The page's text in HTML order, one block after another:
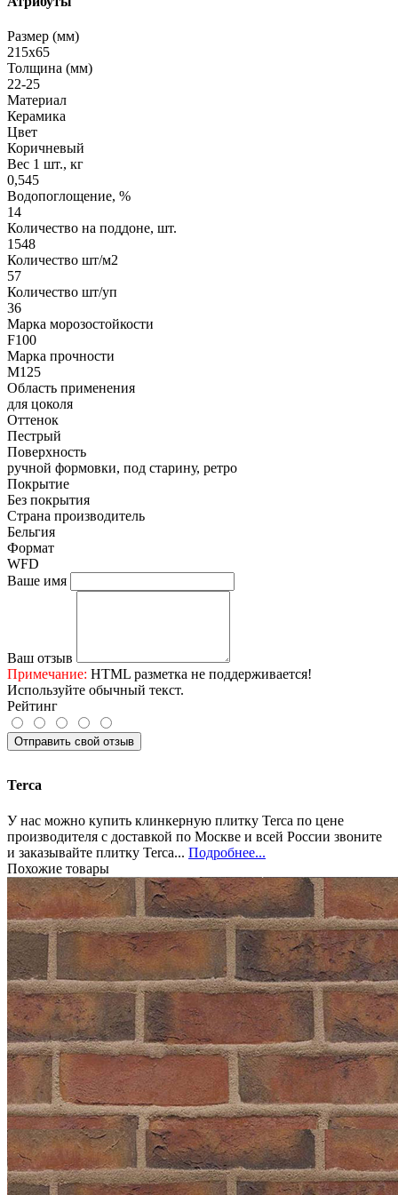
Размер (мм)
215х65
Толщина (мм)
22-25
Материал
Керамика
Цвет
Коричневый
Вес 1 шт., кг
0,545
Водопоглощение, %
14
Количество на поддоне, шт.
1548
Количество шт/м2
57
Количество шт/уп
36
Марка морозостойкости
F100
Марка прочности
М125
Область применения
для цоколя
Оттенок
Пестрый
Поверхность
ручной формовки, под старину, ретро
Покрытие
Без покрытия
Страна производитель
Бельгия
Формат
WFD
Ваше имя
Ваш отзыв
Примечание: HTML разметка не поддерживается!
Используйте обычный текст.
Рейтинг
Отправить свой отзыв
Terca
У нас можно купить клинкерную плитку Terca по цене
производителя с доставкой по Москве и всей России звоните
и заказывайте плитку Terca... Подробнее...
Похожие товары